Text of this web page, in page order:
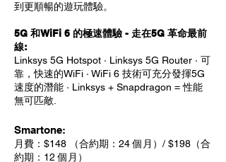
到更順暢的遊玩體驗。
5G 和WiFi 6 的極速體驗 - 走在5G 革命最前
線:
Linksys 5G Hotspot · Linksys 5G Router · 可
靠，快速的WiFi · WiFi 6 技術可充分發揮5G
速度的潛能 · Linksys + Snapdragon = 性能
無可匹敵.
Smartone:
月費：$148 （合約期：24 個月）/ $198（合
約期：12 個月）